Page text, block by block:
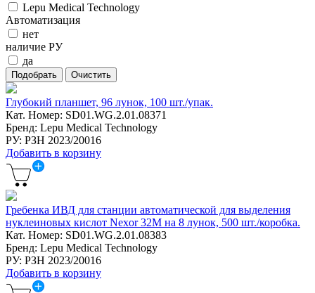
Lepu Medical Technology
Автоматизация
нет
наличие РУ
да
Глубокий планшет, 96 лунок, 100 шт./упак.
Кат. Номер: SD01.WG.2.01.08371
Бренд: Lepu Medical Technology
РУ: РЗН 2023/20016
Добавить в корзину
Гребенка ИВД для станции автоматической для выделения
нуклеиновых кислот Nexor 32М на 8 лунок, 500 шт./коробка.
Кат. Номер: SD01.WG.2.01.08383
Бренд: Lepu Medical Technology
РУ: РЗН 2023/20016
Добавить в корзину